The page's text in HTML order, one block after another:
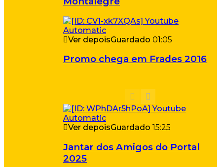
Ver depoisGuardado 01:05
Promo chega em Frades 2016
Ver depoisGuardado 15:25
Jantar dos Amigos do Portal
2025